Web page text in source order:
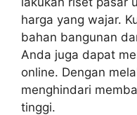
harga yang wajar.
bahan bangunan
Anda juga dapat
online. Dengan
menghindari
tinggi.